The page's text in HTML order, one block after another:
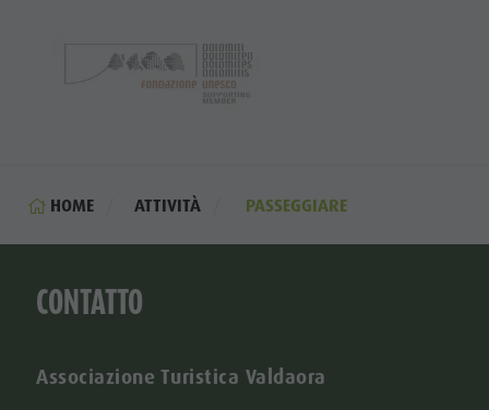
HOME ATTIVITÀ PASSEGGIARE
CONTATTO
Associazione Turistica Valdaora